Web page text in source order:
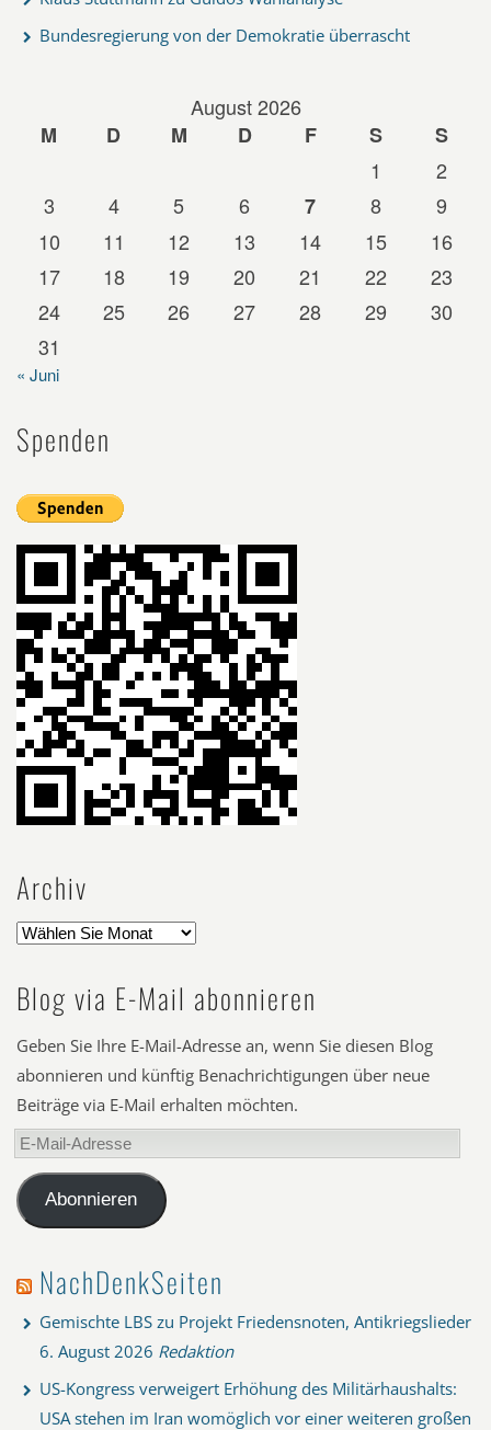
Bundesregierung von der Demokratie überrascht
August 2026
M
D M D F S
S
1
2
3
4 5 6 7 8
9
10
11 12 13 14 15
16
17
18 19 20 21 22
23
24
25 26 27 28 29
30
31
« Juni
Spenden
Archiv
Blog via E-Mail abonnieren
Geben Sie Ihre E-Mail-Adresse an, wenn Sie diesen Blog
abonnieren und künftig Benachrichtigungen über neue
Beiträge via E-Mail erhalten möchten.
E-
Mail-
AdresseAbonnieren
NachDenkSeiten
Gemischte LBS zu Projekt Friedensnoten, Antikriegslieder
6. August 2026 Redaktion
US-Kongress verweigert Erhöhung des Militärhaushalts:
USA stehen im Iran womöglich vor einer weiteren großen